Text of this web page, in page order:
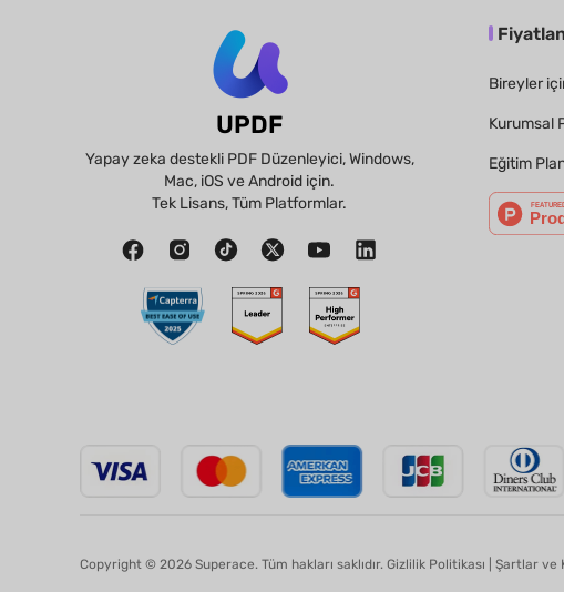
UPDF
Yapay zeka destekli PDF Düzenleyici, Windows,
Mac, iOS ve Android için.
Tek Lisans, Tüm Platformlar.
Bireyler
Kurumsal
Eğitim
Copyright © 2026 Superace. Tüm hakları saklıdır. Gizlilik Politikası Şartlar ve